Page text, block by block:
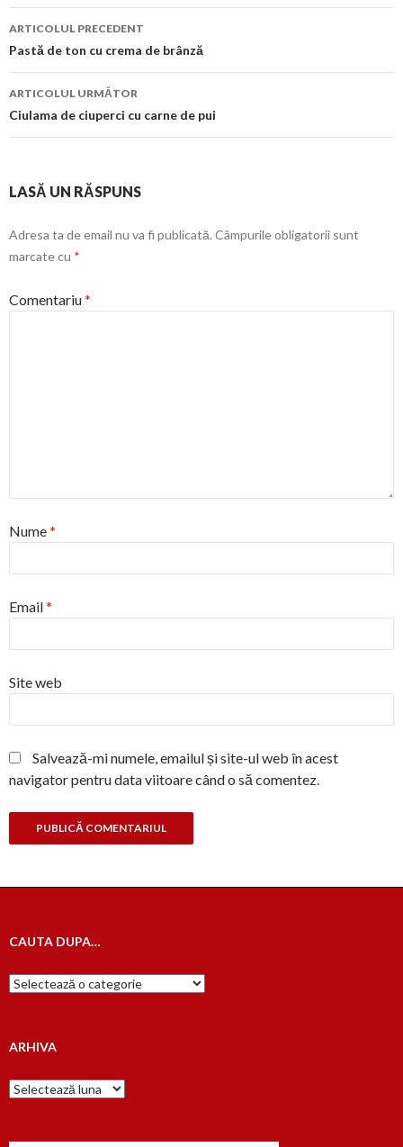
Navigare
în
articol
ARTICOLUL PRECEDENT
Pastă de ton cu crema de brânză
ARTICOLUL URMĂTOR
Ciulama de ciuperci cu carne de pui
LASĂ UN RĂSPUNS
Adresa ta de email nu va fi publicată. Câmpurile obligatorii sunt
marcate cu *
Comentariu*
Nume*
Email*
Site web
Salvează-mi numele, emailul și site-ul web în acest
navigator pentru data viitoare când o să comentez.
CAUTA DUPA…
Cauta
dupa…
ARHIVA
Arhiva